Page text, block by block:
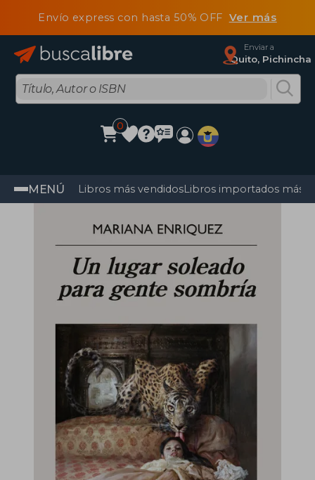
Envío express con hasta 50% OFF Ver más
Enviar a
Quito, Pichincha
0
MENÚ Libros más vendidosLibros importados más